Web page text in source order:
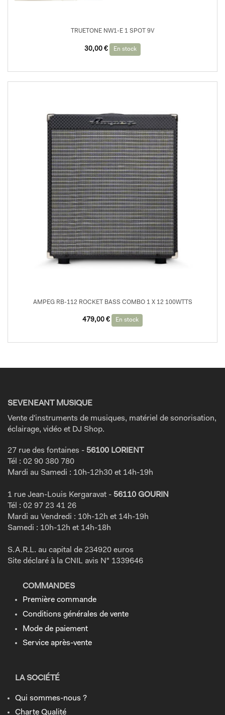
TRUETONE NW1-E 1 SPOT 9V
30,00 € En stock
AMPEG RB-112 ROCKET BASS COMBO 1 X 12 100WTTS
479,00 € En stock
SEVENEANT MUSIQUE
Vente d'instruments de musiques, matériel de sonorisation,
éclairage, vidéo et DJ Shop.
27 rue des fontaines - 56100 LORIENT
Tél : 02 90 380 780
Mardi au Samedi : 10h-12h30 et 14h-19h
1 rue Jean-Louis Kergaravat - 56110 GOURIN
Tél : 02 97 23 41 26
Mardi au Vendredi : 10h-12h et 14h-19h
Samedi : 10h-12h et 14h-18h
S.A.R.L. au capital de 234920 euros
Site déclaré à la CNIL avis N° 1339646
COMMANDES
Première commande
Conditions générales de vente
Mode de paiement
Service après-vente
LA SOCIÉTÉ
Qui sommes-nous ?
Charte Qualité